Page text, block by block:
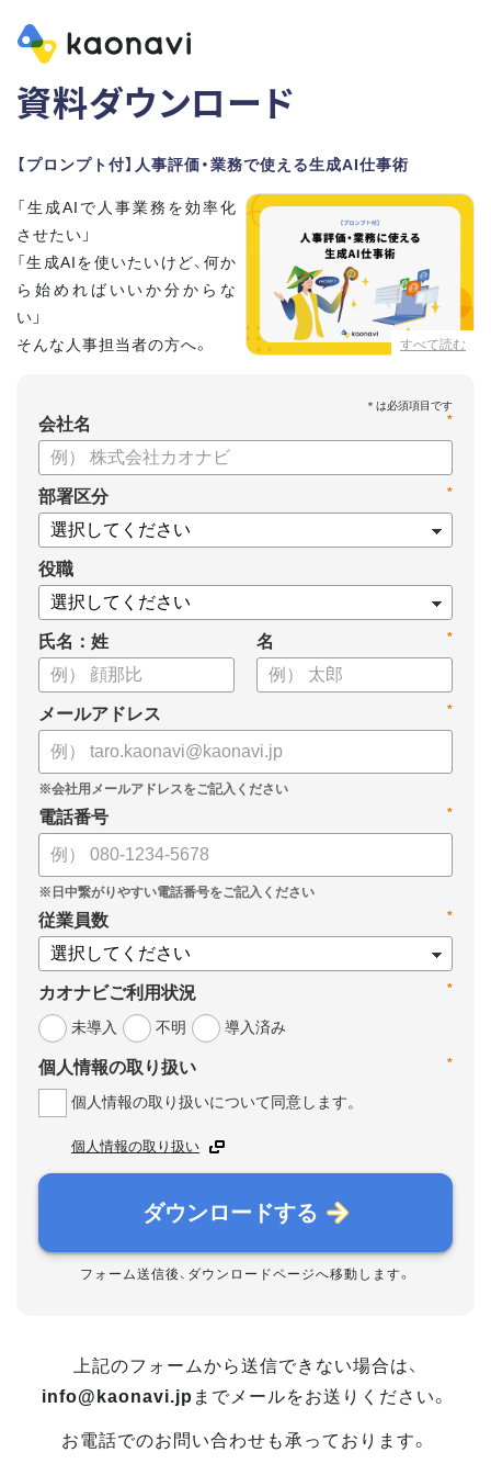
資料ダウンロード
【プロンプト付】人事評価・業務で使える生成AI仕事術
すべて読む
「生成AIで人事業務を効率化
させたい」
「生成AIを使いたいけど、何か
ら始めればいいか分からな
い」
そんな人事担当者の方へ。
本資料では、人事担当者300名の実態調査をもとに現場ですぐ
に役立つ生成AI活用術を紹介しています。
生成AI利用時のポイントや注意事項もまとめているため、これ
から始める方も安心です。評価シートフォーマットの作成や素
案の生成など、コピペで使えるプロンプトも収録！
生成AIを「壁打ち相手」や「作業アシスタント」にして、明日か
らの人事業務を効率化してみませんか？
【資料の内容】
・人事担当者に聞いた「生成AI活用に関する実態調査」
・生成AI利用における注意点やルール
・今日から使えるプロンプト集（人事評価、エンゲージメント業
務）
*
会社名
*
部署区分
役職
氏名：姓 *
名
*
メールアドレス
*
電話番号
*
従業員数
*
カオナビご利用状況
未導入
不明 導入済み
*
個人情報の取り扱い
個人情報の取り扱いについて同意します。
個人情報の取り扱い
ダウンロードする
フォーム送信後、ダウンロードページへ移動します。
上記のフォームから送信できない場合は、
info@kaonavi.jp までメールをお送りください。
お電話でのお問い合わせも承っております。